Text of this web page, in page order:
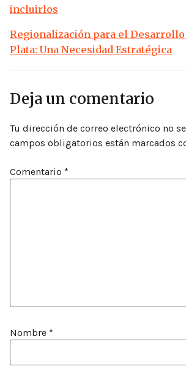
incluirlos
Regionalización para el Desarrollo
Plata: Una Necesidad Estratégica
Deja un comentario
Tu dirección de correo electrónico no
campos obligatorios están marcados
Comentario *
Nombre *